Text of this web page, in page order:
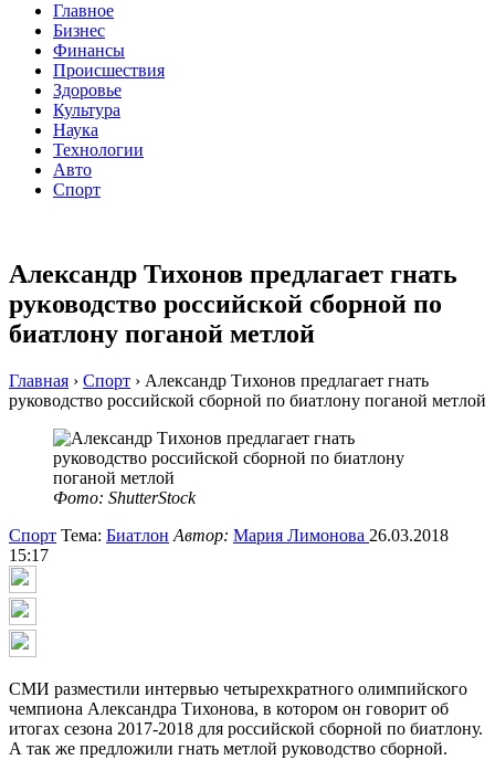
Главное
Бизнес
Финансы
Происшествия
Здоровье
Культура
Наука
Технологии
Авто
Спорт
Александр Тихонов предлагает гнать
руководство российской сборной по
биатлону поганой метлой
Главная › Спорт › Александр Тихонов предлагает гнать
руководство российской сборной по биатлону поганой метлой
Фото: ShutterStock
Спорт Тема: Биатлон Автор: Мария Лимонова 26.03.2018
15:17
СМИ разместили интервью четырехкратного олимпийского
чемпиона Александра Тихонова, в котором он говорит об
итогах сезона 2017-2018 для российской сборной по биатлону.
А так же предложили гнать метлой руководство сборной.